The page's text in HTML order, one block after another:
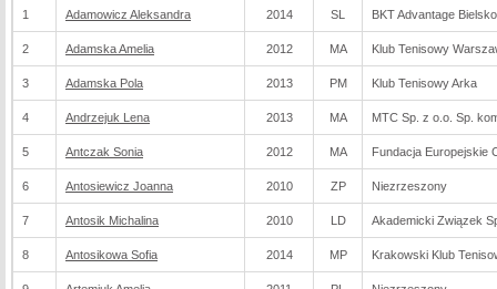
1 Adamowicz Aleksandra 2014 SL BKT Advantage
2 Adamska Amelia 2012 MA Klub Tenisowy
3 Adamska Pola 2013 PM Klub Tenisowy Arka
4 Andrzejuk Lena 2013 MA MTC Sp. z o.o. Sp.
5 Antczak Sonia 2012 MA Fundacja Europejskie
6 Antosiewicz Joanna 2010 ZP Niezrzeszony
7 Antosik Michalina 2010 LD Akademicki Związek
8 Antosikowa Sofia 2014 MP Krakowski Klub